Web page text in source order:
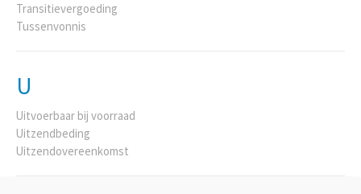
Transitievergoeding
Tussenvonnis
U
Uitvoerbaar bij voorraad
Uitzendbeding
Uitzendovereenkomst